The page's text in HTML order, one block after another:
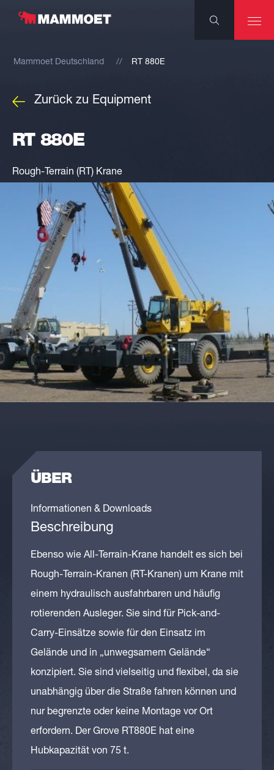
Mammoet Deutschland RT 880E
Zurück zu Equipment
RT 880E
Rough-Terrain (RT) Krane
ÜBER
Informationen & Downloads
Beschreibung
Ebenso wie All-Terrain-Krane handelt es sich bei
Rough-Terrain-Kranen (RT-Kranen) um Krane mit
einem hydraulisch ausfahrbaren und häufig
rotierenden Ausleger. Sie sind für Pick-and-
Carry-Einsätze sowie für den Einsatz im
Gelände und in „unwegsamem Gelände“
konzipiert. Sie sind vielseitig und flexibel, da sie
unabhängig über die Straße fahren können und
nur begrenzte oder keine Montage vor Ort
erfordern. Der Grove RT880E hat eine
Hubkapazität von 75 t.